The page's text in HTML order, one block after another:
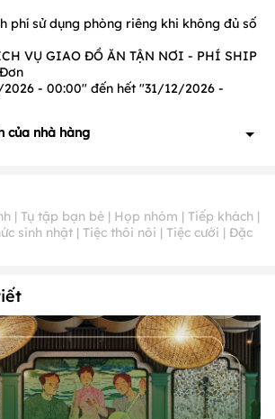
phí sử dụng phòng riêng khi không đủ số
VỤ GIAO ĐỒ ĂN TẬN NƠI - PHÍ SHIP
- 00:00" đến hết "31/12/2026 -
của nhà hàng
| Tụ tập bạn bè | Họp nhóm | Tiếp khách |
sinh nhật | Tiệc thôi nôi | Tiệc cưới | Đặc